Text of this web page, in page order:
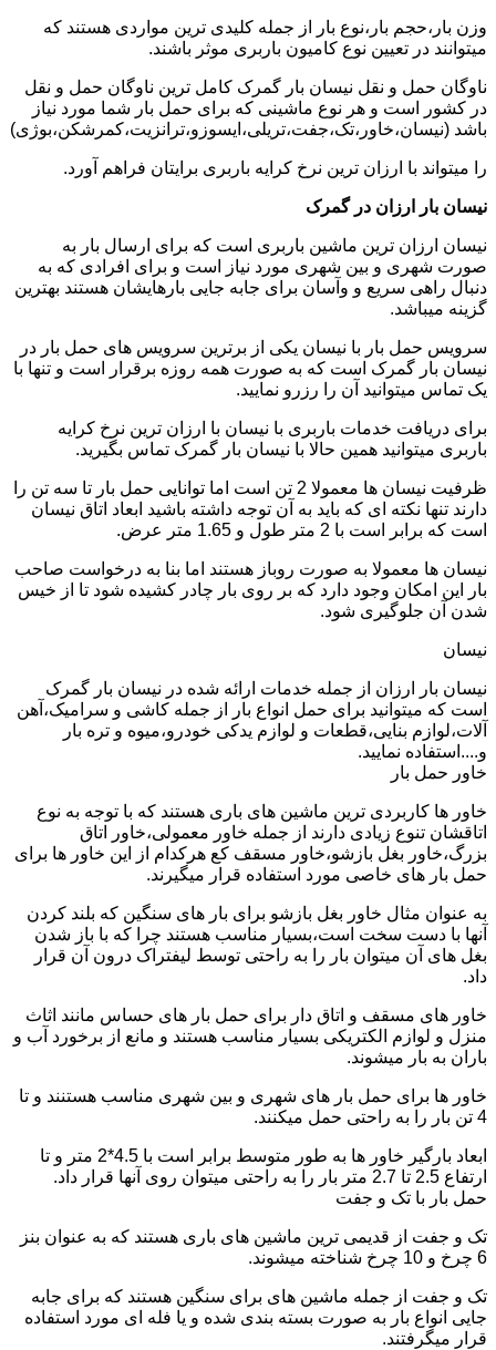
وزن بار،حجم بار،نوع بار از جمله کلیدی ترین مواردی هستند که
میتوانند در تعیین نوع کامیون باربری موثر باشند.
ناوگان حمل و نقل نیسان بار گمرک کامل ترین ناوگان حمل و نقل
در کشور است و هر نوع ماشینی که برای حمل بار شما مورد نیاز
باشد (نیسان،خاور،تک،جفت،تریلی،ایسوزو،ترانزیت،کمرشکن،بوژی)
را میتواند با ارزان ترین نرخ کرایه باربری برایتان فراهم آورد.
نیسان بار ارزان در گمرک
نیسان ارزان ترین ماشین باربری است که برای ارسال بار به
صورت شهری و بین شهری مورد نیاز است و برای افرادی که به
دنبال راهی سریع و وآسان برای جابه جایی بارهایشان هستند بهترین
گزینه میباشد.
سرویس حمل بار با نیسان یکی از برترین سرویس های حمل بار در
نیسان بار گمرک است که به صورت همه روزه برقرار است و تنها با
یک تماس میتوانید آن را رزرو نمایید.
برای دریافت خدمات باربری با نیسان با ارزان ترین نرخ کرایه
باربری میتوانید همین حالا با نیسان بار گمرک تماس بگیرید.
ظرفیت نیسان ها معمولا 2 تن است اما توانایی حمل بار تا سه تن را
دارند تنها نکته ای که باید به آن توجه داشته باشید ابعاد اتاق نیسان
است که برابر است با 2 متر طول و 1.65 متر عرض.
نیسان ها معمولا به صورت روباز هستند اما بنا به درخواست صاحب
بار این امکان وجود دارد که بر روی بار چادر کشیده شود تا از خیس
شدن آن جلوگیری شود.
نیسان
نیسان بار ارزان از جمله خدمات ارائه شده در نیسان بار گمرک
است که میتوانید برای حمل انواع بار از جمله کاشی و سرامیک،آهن
آلات،لوازم بنایی،قطعات و لوازم یدکی خودرو،میوه و تره بار
و....استفاده نمایید.
خاور حمل بار
خاور ها کاربردی ترین ماشین های باری هستند که با توجه به نوع
اتاقشان تنوع زیادی دارند از جمله خاور معمولی،خاور اتاق
بزرگ،خاور بغل بازشو،خاور مسقف کع هرکدام از این خاور ها برای
حمل بار های خاصی مورد استفاده قرار میگیرند.
به عنوان مثال خاور بغل بازشو برای بار های سنگین که بلند کردن
آنها با دست سخت است،بسیار مناسب هستند چرا که با باز شدن
بغل های آن میتوان بار را به راحتی توسط لیفتراک درون آن قرار
داد.
خاور های مسقف و اتاق دار برای حمل بار های حساس مانند اثاث
منزل و لوازم الکتریکی بسیار مناسب هستند و مانع از برخورد آب و
باران به بار میشوند.
خاور ها برای حمل بار های شهری و بین شهری مناسب هستنند و تا
4 تن بار را به راحتی حمل میکنند.
ابعاد بارگیر خاور ها به طور متوسط برابر است با 4.5*2 متر و تا
ارتفاع 2.5 تا 2.7 متر بار را به راحتی میتوان روی آنها قرار داد.
حمل بار با تک و جفت
تک و جفت از قدیمی ترین ماشین های باری هستند که به عنوان بنز
6 چرخ و 10 چرخ شناخته میشوند.
تک و جفت از جمله ماشین های برای سنگین هستند که برای جابه
جایی انواع بار به صورت بسته بندی شده و یا فله ای مورد استفاده
قرار میگرفتند.